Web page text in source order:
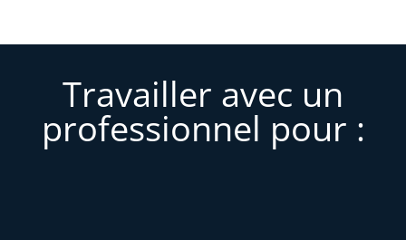
Travailler avec un
professionnel pour :